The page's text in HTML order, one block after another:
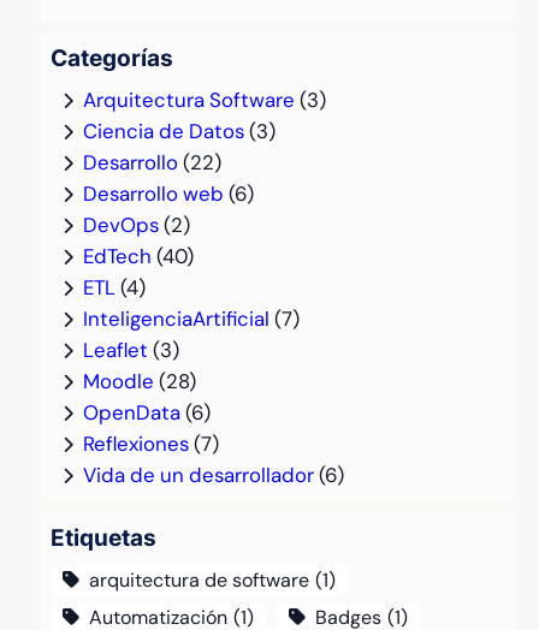
Categorías
Arquitectura Software (3)
Ciencia de Datos(3)
Desarrollo(22)
Desarrollo web (6)
DevOps(2)
EdTech (40)
ETL(4)
InteligenciaArtificial (7)
Leaflet (3)
Moodle (28)
OpenData(6)
Reflexiones(7)
Vida de un desarrollador(6)
Etiquetas
arquitectura de software (1)
Automatización (1) Badges (1)